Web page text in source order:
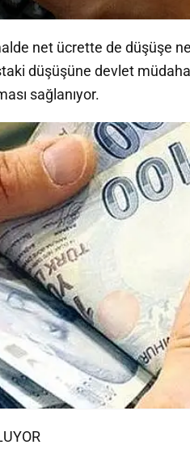
net ücrette de düşüşe
düşüşüne devlet
sağlanıyor.